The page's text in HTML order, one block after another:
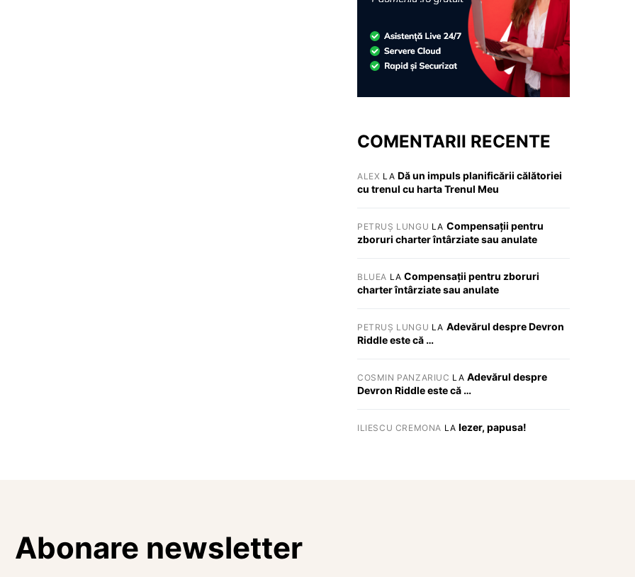
COMENTARII RECENTE
ALEX LA Dă un impuls planificării călătoriei
cu trenul cu harta Trenul Meu
PETRUȘ LUNGU LA Compensații pentru
zboruri charter întârziate sau anulate
BLUEA LACompensații pentru zboruri
charter întârziate sau anulate
PETRUȘ LUNGU LA Adevărul despre Devron
Riddle este că …
COSMIN PANZARIUC LA Adevărul despre
Devron Riddle este că …
ILIESCU CREMONA LA Iezer, papusa!
Abonare newsletter